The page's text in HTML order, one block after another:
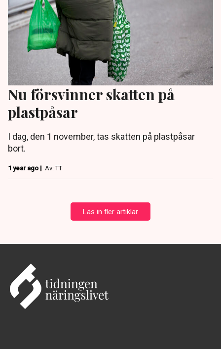
Nu försvinner skatten på
plastpåsar
I dag, den 1 november, tas skatten på plastpåsar
bort.
1 year ago | Av: TT
Läs in fler artiklar